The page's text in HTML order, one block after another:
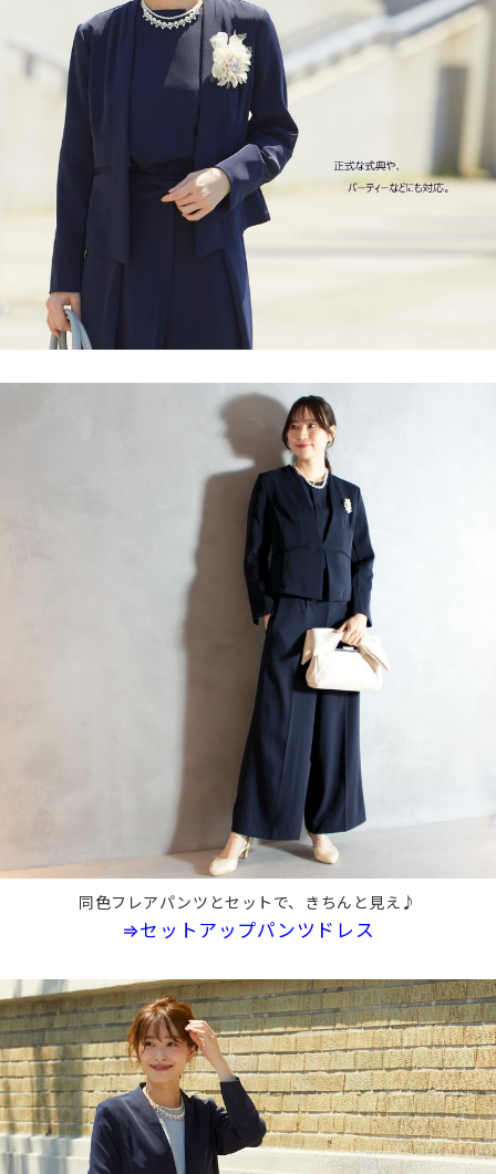
同色フレアパンツとセットで、きちんと見え♪
⇒セットアップパンツドレス